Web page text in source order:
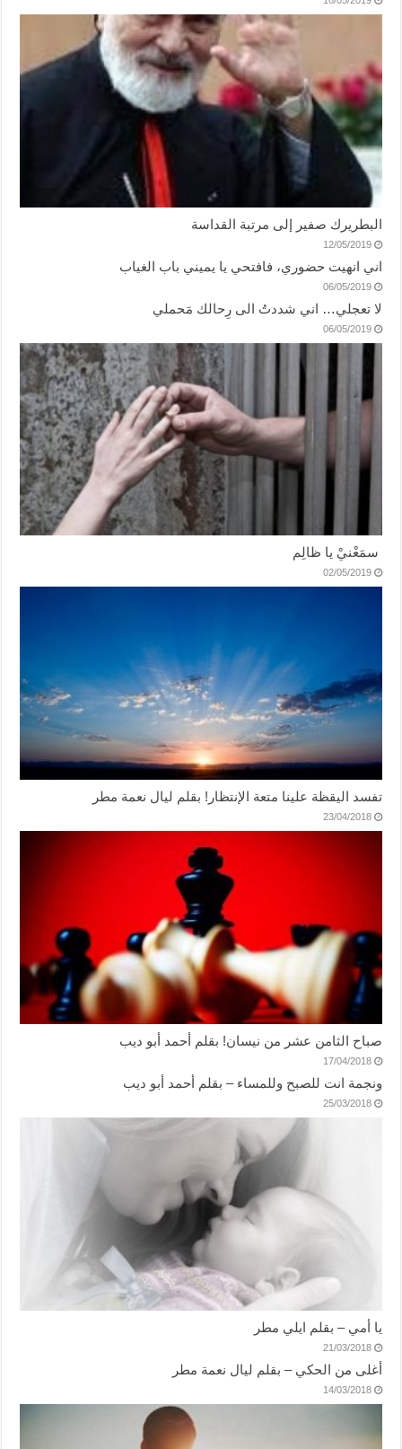
البطريرك صفير إلى مرتبة القداسة
12/05/2019
اني انهيت حضوري، فافتحي يا يميني باب الغياب
06/05/2019
لا تعجلي… اني شددتُ الى رِحالك مَحملي
06/05/2019
سمَعْنيْ يا ظالِم
02/05/2019
تفسد اليقظة علينا متعة الإنتظار! بقلم ليال نعمة مطر
23/04/2018
صباح الثامن عشر من نيسان! بقلم أحمد أبو ديب
17/04/2018
ونجمة انت للصبح وللمساء – بقلم أحمد أبو ديب
25/03/2018
يا أمي – بقلم ايلي مطر
21/03/2018
أغلى من الحكي – بقلم ليال نعمة مطر
14/03/2018